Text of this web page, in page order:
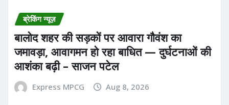
ब्रेकिंग न्यूज़
बालोद शहर की सड़कों पर आवारा गौवंश का
जमावड़ा, आवागमन हो रहा बाधित — दुर्घटनाओं की
आशंका बढ़ी – साजन पटेल
Express MPCG Aug 8, 2026